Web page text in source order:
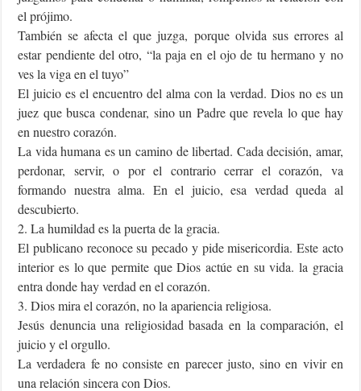
el prójimo.
También se afecta el que juzga, porque olvida sus errores al
estar pendiente del otro, “la paja en el ojo de tu hermano y no
ves la viga en el tuyo”
El juicio es el encuentro del alma con la verdad. Dios no es un
juez que busca condenar, sino un Padre que revela lo que hay
en nuestro corazón.
La vida humana es un camino de libertad. Cada decisión, amar,
perdonar, servir, o por el contrario cerrar el corazón, va
formando nuestra alma. En el juicio, esa verdad queda al
descubierto.
2. La humildad es la puerta de la gracia.
El publicano reconoce su pecado y pide misericordia. Este acto
interior es lo que permite que Dios actúe en su vida. la gracia
entra donde hay verdad en el corazón.
3. Dios mira el corazón, no la apariencia religiosa.
Jesús denuncia una religiosidad basada en la comparación, el
juicio y el orgullo.
La verdadera fe no consiste en parecer justo, sino en vivir en
una relación sincera con Dios.